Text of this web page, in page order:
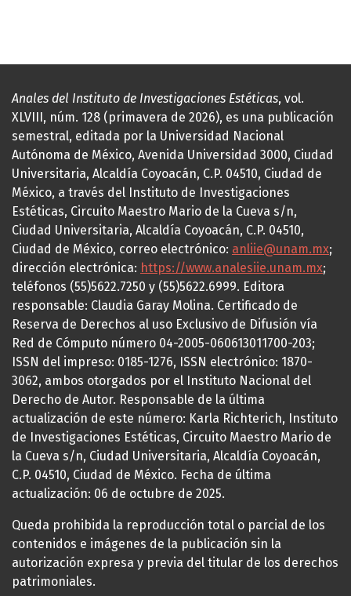
Anales del Instituto de Investigaciones Estéticas, vol.
XLVIII, núm. 128 (primavera de 2026), es una publicación
semestral, editada por la Universidad Nacional
Autónoma de México, Avenida Universidad 3000, Ciudad
Universitaria, Alcaldía Coyoacán, C.P. 04510, Ciudad de
México, a través del Instituto de Investigaciones
Estéticas, Circuito Maestro Mario de la Cueva s/n,
Ciudad Universitaria, Alcaldía Coyoacán, C.P. 04510,
Ciudad de México, correo electrónico: anliie@unam.mx;
dirección electrónica: https://www.analesiie.unam.mx;
teléfonos (55)5622.7250 y (55)5622.6999. Editora
responsable: Claudia Garay Molina. Certificado de
Reserva de Derechos al uso Exclusivo de Difusión vía
Red de Cómputo número 04-2005-060613011700-203;
ISSN del impreso: 0185-1276, ISSN electrónico: 1870-
3062, ambos otorgados por el Instituto Nacional del
Derecho de Autor. Responsable de la última
actualización de este número: Karla Richterich, Instituto
de Investigaciones Estéticas, Circuito Maestro Mario de
la Cueva s/n, Ciudad Universitaria, Alcaldía Coyoacán,
C.P. 04510, Ciudad de México. Fecha de última
actualización: 06 de octubre de 2025.
Queda prohibida la reproducción total o parcial de los
contenidos e imágenes de la publicación sin la
autorización expresa y previa del titular de los derechos
patrimoniales.